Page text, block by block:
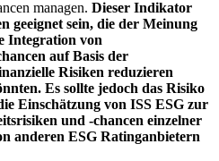
managen. Dieser Indikator
geeignet sein, die der Meinung
Integration von
auf Basis der
Risiken reduzieren
Es sollte jedoch das Risiko
Einschätzung von ISS ESG zur
und -chancen einzelner
anderen ESG Ratinganbietern